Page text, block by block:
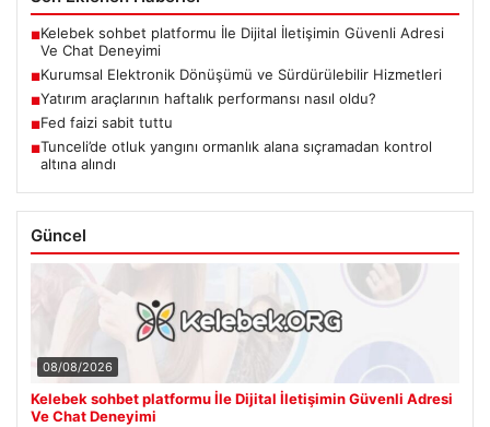
■Kelebek sohbet platformu İle Dijital İletişimin Güvenli Adresi
Ve Chat Deneyimi
■Kurumsal Elektronik Dönüşümü ve Sürdürülebilir Hizmetleri
■Yatırım araçlarının haftalık performansı nasıl oldu?
■Fed faizi sabit tuttu
■Tunceli’de otluk yangını ormanlık alana sıçramadan kontrol
altına alındı
Güncel
08/08/2026
Kelebek sohbet platformu İle Dijital İletişimin Güvenli Adresi
Ve Chat Deneyimi